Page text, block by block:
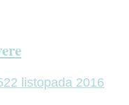
22 listopada 2016